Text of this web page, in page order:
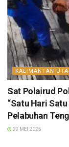
KALIMANTAN
Sat Polairud
“Satu Hari
Pelabuhan
29 MEI 2025